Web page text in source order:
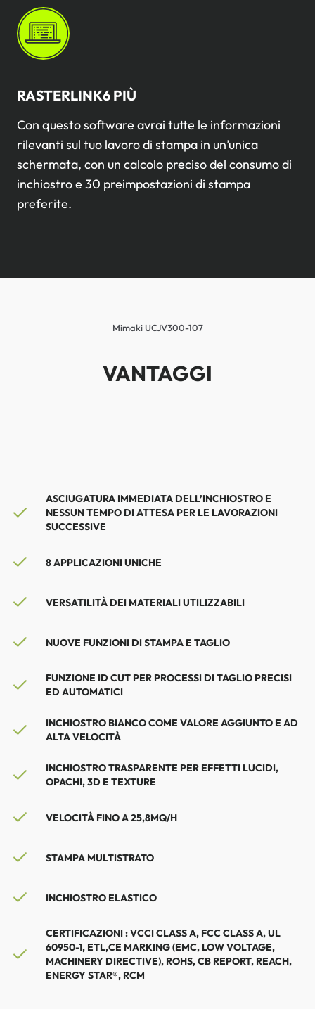
RASTERLINK6 PIÙ
Con questo software avrai tutte le informazioni
rilevanti sul tuo lavoro di stampa in un’unica
schermata, con un calcolo preciso del consumo di
inchiostro e 30 preimpostazioni di stampa
preferite.
Mimaki UCJV300-107
VANTAGGI
ASCIUGATURA IMMEDIATA DELL’INCHIOSTRO E
NESSUN TEMPO DI ATTESA PER LE LAVORAZIONI
SUCCESSIVE
8 APPLICAZIONI UNICHE
VERSATILITÀ DEI MATERIALI UTILIZZABILI
NUOVE FUNZIONI DI STAMPA E TAGLIO
FUNZIONE ID CUT PER PROCESSI DI TAGLIO PRECISI
ED AUTOMATICI
INCHIOSTRO BIANCO COME VALORE AGGIUNTO E AD
ALTA VELOCITÀ
INCHIOSTRO TRASPARENTE PER EFFETTI LUCIDI,
OPACHI, 3D E TEXTURE
VELOCITÀ FINO A 25,8MQ/H
STAMPA MULTISTRATO
INCHIOSTRO ELASTICO
CERTIFICAZIONI : VCCI CLASS A, FCC CLASS A, UL
60950-1, ETL,CE MARKING (EMC, LOW VOLTAGE,
MACHINERY DIRECTIVE), ROHS, CB REPORT, REACH,
ENERGY STAR®, RCM